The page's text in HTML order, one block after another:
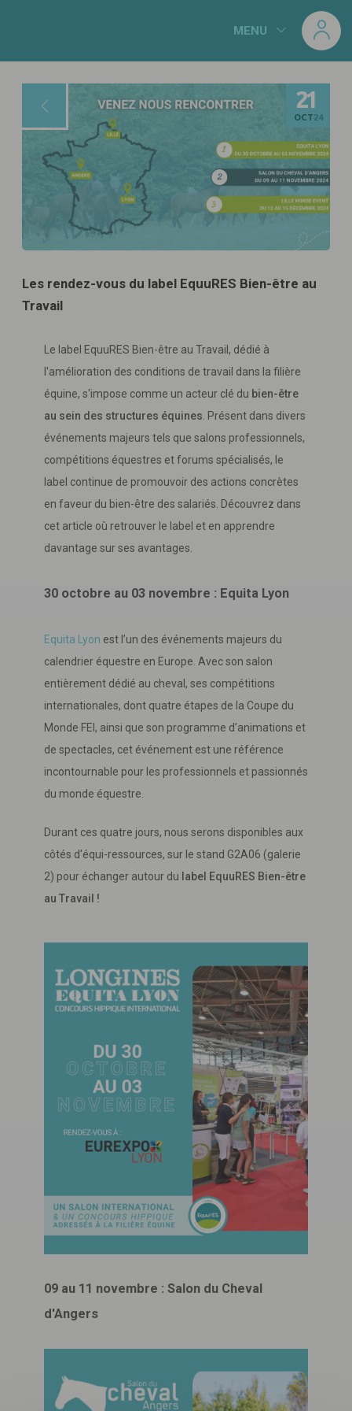
MENU
21
OCT24
Les rendez-vous du label EquuRES Bien-être au
Travail
Le label EquuRES Bien-être au Travail, dédié à
l'amélioration des conditions de travail dans la filière
équine, s'impose comme un acteur clé du bien-être
au sein des structures équines . Présent dans divers
événements majeurs tels que salons professionnels,
compétitions équestres et forums spécialisés, le
label continue de promouvoir des actions concrètes
en faveur du bien-être des salariés. Découvrez dans
cet article où retrouver le label et en apprendre
davantage sur ses avantages.
30 octobre au 03 novembre : Equita Lyon
Equita Lyon est l’un des événements majeurs du
calendrier équestre en Europe. Avec son salon
entièrement dédié au cheval, ses compétitions
internationales, dont quatre étapes de la Coupe du
Monde FEI, ainsi que son programme d’animations et
de spectacles, cet événement est une référence
incontournable pour les professionnels et passionnés
du monde équestre.
Durant ces quatre jours, nous serons disponibles aux
côtés d'équi-ressources, sur le stand G2A06 (galerie
2) pour échanger autour du label EquuRES Bien-être
au Travail !
09 au 11 novembre : Salon du Cheval
d'Angers